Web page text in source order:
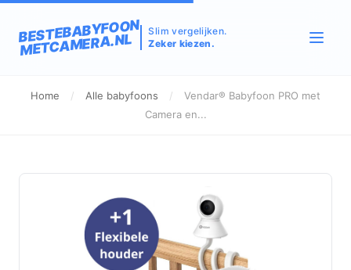
BESTEBABYFOON
METCAMERA.NL
Slim vergelijken.
Zeker kiezen.
Home / Alle babyfoons /
Vendar® Babyfoon PRO met
Camera en...